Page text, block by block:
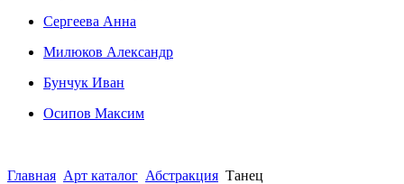
Сергеева Анна
Милюков Александр
Бунчук Иван
Осипoв Максим
Главная Арт каталог Абстракция Танец